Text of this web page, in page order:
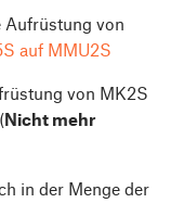
Aufrüstung von
auf MMU2S
von MK2S
Nicht mehr
in der Menge der